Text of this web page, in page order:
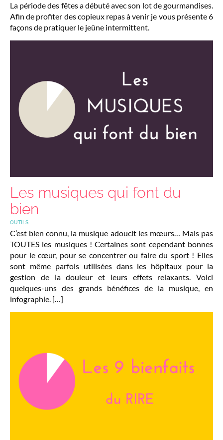
La période des fêtes a débuté avec son lot de gourmandises.
Afin de profiter des copieux repas à venir je vous présente 6
façons de pratiquer le jeûne intermittent.
Les musiques qui font du
bien
OUTILS
C’est bien connu, la musique adoucit les mœurs… Mais pas
TOUTES les musiques ! Certaines sont cependant bonnes
pour le cœur, pour se concentrer ou faire du sport ! Elles
sont même parfois utilisées dans les hôpitaux pour la
gestion de la douleur et leurs effets relaxants. Voici
quelques-uns des grands bénéfices de la musique, en
infographie. […]